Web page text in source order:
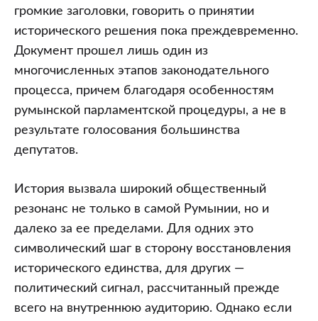
громкие заголовки, говорить о принятии
исторического решения пока преждевременно.
Документ прошел лишь один из
многочисленных этапов законодательного
процесса, причем благодаря особенностям
румынской парламентской процедуры, а не в
результате голосования большинства
депутатов.
История вызвала широкий общественный
резонанс не только в самой Румынии, но и
далеко за ее пределами. Для одних это
символический шаг в сторону восстановления
исторического единства, для других —
политический сигнал, рассчитанный прежде
всего на внутреннюю аудиторию. Однако если